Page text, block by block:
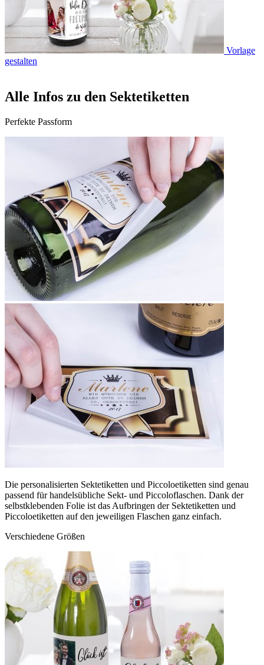
Vorlage
gestalten
Alle Infos zu den Sektetiketten
Perfekte Passform
Die personalisierten Sektetiketten und Piccoloetiketten sind genau
passend für handelsübliche Sekt- und Piccoloflaschen. Dank der
selbstklebenden Folie ist das Aufbringen der Sektetiketten und
Piccoloetiketten auf den jeweiligen Flaschen ganz einfach.
Verschiedene Größen